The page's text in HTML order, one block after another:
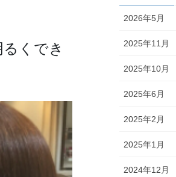
くでき
2026年5月
2025年11月
2025年10月
2025年6月
2025年2月
2025年1月
2024年12月